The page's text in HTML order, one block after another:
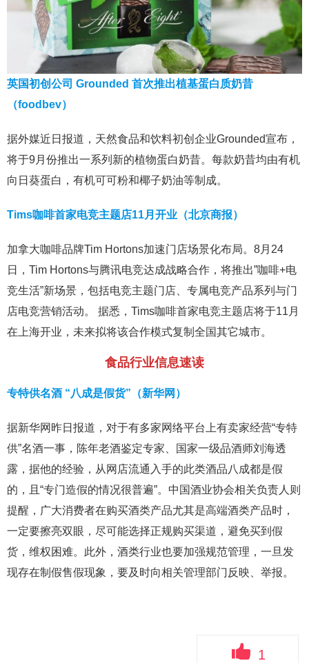
英国初创公司 Grounded 首次推出植基蛋白质奶昔
（foodbev）
据外媒近日报道，天然食品和饮料初创企业Grounded宣布，
将于9月份推出一系列新的植物蛋白奶昔。每款奶昔均由有机
向日葵蛋白，有机可可粉和椰子奶油等制成。
Tims咖啡首家电竞主题店11月开业（北京商报）
加拿大咖啡品牌Tim Hortons加速门店场景化布局。8月24
日，Tim Hortons与腾讯电竞达成战略合作，将推出”咖啡+电
竞生活”新场景，包括电竞主题门店、专属电竞产品系列与门
店电竞营销活动。 据悉，Tims咖啡首家电竞主题店将于11月
在上海开业，未来拟将该合作模式复制全国其它城市。
食品行业信息速读
专特供名酒 “八成是假货”（新华网）
据新华网昨日报道，对于有多家网络平台上有卖家经营“专特
供”名酒一事，陈年老酒鉴定专家、国家一级品酒师刘海透
露，据他的经验，从网店流通入手的此类酒品八成都是假
的，且“专门造假的情况很普遍”。中国酒业协会相关负责人则
提醒，广大消费者在购买酒类产品尤其是高端酒类产品时，
一定要擦亮双眼，尽可能选择正规购买渠道，避免买到假
货，维权困难。此外，酒类行业也要加强规范管理，一旦发
现存在制假售假现象，要及时向相关管理部门反映、举报。
1